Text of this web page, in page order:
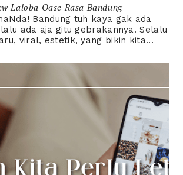
Laloba Oase Rasa Bandung
Bandung tuh kaya gak ada
ada aja gitu gebrakannya. Selalu
viral, estetik, yang bikin kita...